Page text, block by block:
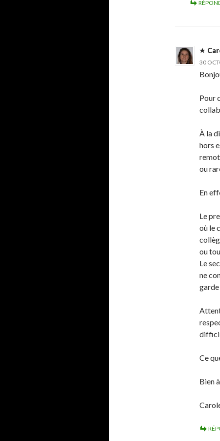
30
Pour
À la
hors
ou
En
Le
où le
ou
Le
ne
garde
Ce
Bien